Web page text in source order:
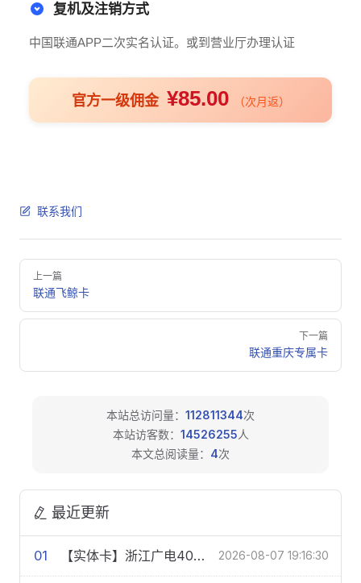
复机及注销方式
中国联通APP二次实名认证。或到营业厅办理认证
官方一级佣金 ¥85.00 （次月返）
联系我们
Pager
上一篇
联通飞鲸卡
下一篇
联通重庆专属卡
本站总访问量： 112811344次
本站访客数： 14526255人
本文总阅读量： 4次
最近更新
01 【实体卡】浙江广电40元390G+300分钟【多规格】 2026-08-07 19:16:30